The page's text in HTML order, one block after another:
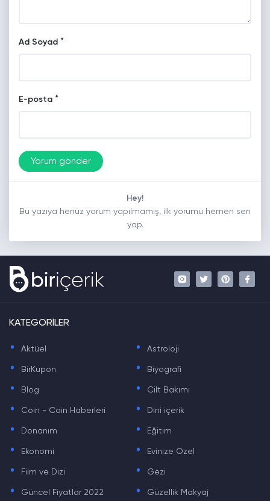
Ad Soyad *
E-posta *
Hey!
Bu yazıya henüz yorum yapılmamış, ilk yorumu hemen sen
yap.
KATEGORİLER
. Aktüel . Astroloji
. BirKupon . Biyografi
. Blog . Cilt Bakımı
. Coin - Coin Haberleri . Dini içerik
. Donanım . Eğitim
. Ekonomi . Evinize Özel
. Film ve Dizi . Gezi
. Güncel Fiyatlar 2022 . Güzellik Makyaj